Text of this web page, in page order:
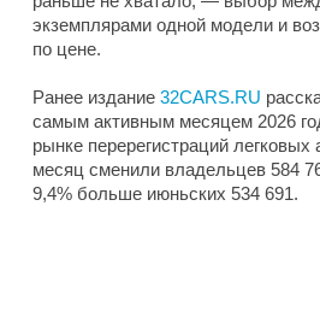
экземплярами одной модели и
по цене.
Ранее издание 32CARS.RU
самым активным месяцем 2026
рынке перерегистраций
месяц сменили владельцев 584
9,4% больше июньских 534 691.